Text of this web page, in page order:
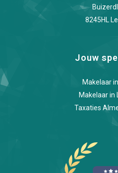
8245HL
Jouw
Makelaar
Makelaar in
Taxaties